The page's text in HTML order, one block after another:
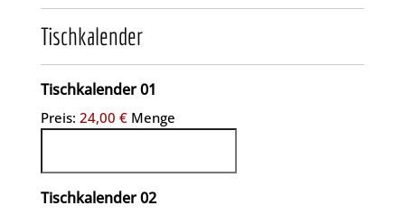
Tischkalender
Tischkalender 01
Preis: 24,00 € Menge
Tischkalender 02Menge